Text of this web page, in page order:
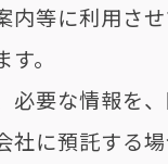
内等に利用さ
。
必要な情報を
社に預託する